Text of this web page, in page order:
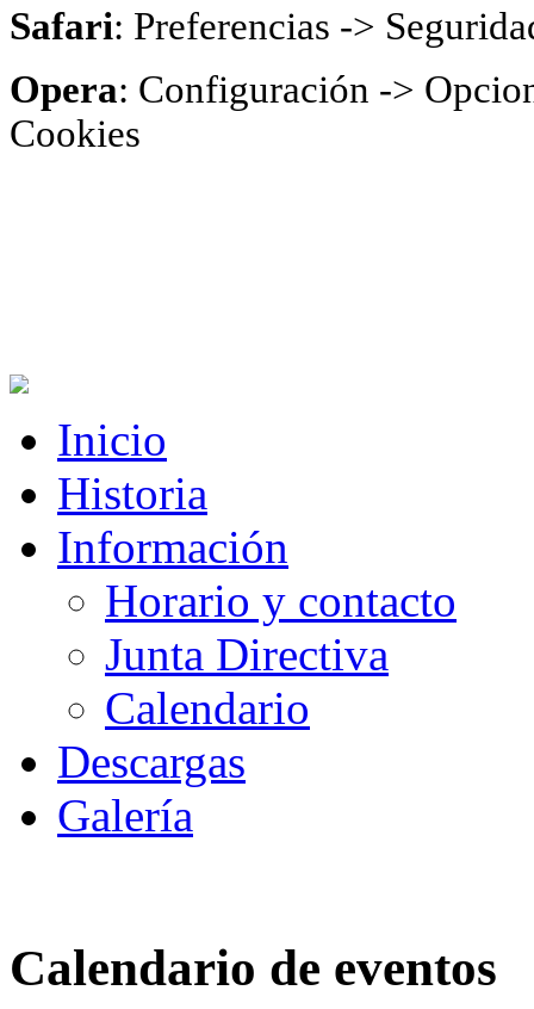
Safari: Preferencias ->
Opera: Configuración ->
Cookies
Inicio
Historia
Información
Horario y contacto
Junta Directiva
Calendario
Descargas
Galería
Calendario de eventos